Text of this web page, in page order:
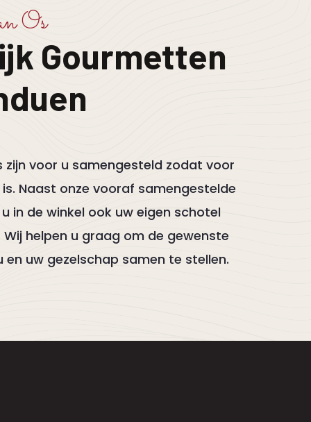
Os
Gourmetten
zijn voor u samengesteld zodat voor
Naast onze vooraf samengestelde
in de winkel ook uw eigen schotel
helpen u graag om de gewenste
en uw gezelschap samen te stellen.